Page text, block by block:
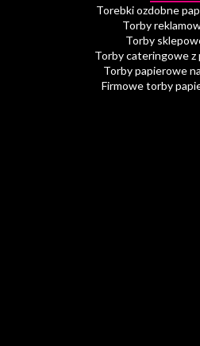
Torebki ozdobne
Torby
Torby
Torby cateringowe z
Torby papierowe
Firmowe torby